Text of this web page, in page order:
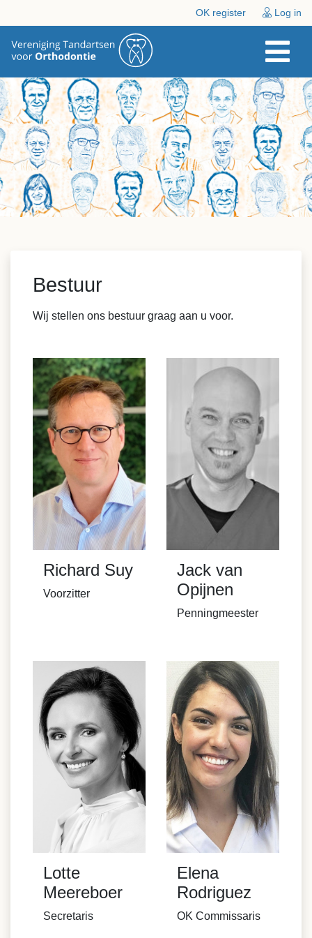
OK register Log in
Bestuur
Wij stellen ons bestuur graag aan u voor.
Richard Suy
Voorzitter
Jack van
Opijnen
Penningmeester
Lotte
Meereboer
Secretaris
Elena
Rodriguez
OK Commissaris